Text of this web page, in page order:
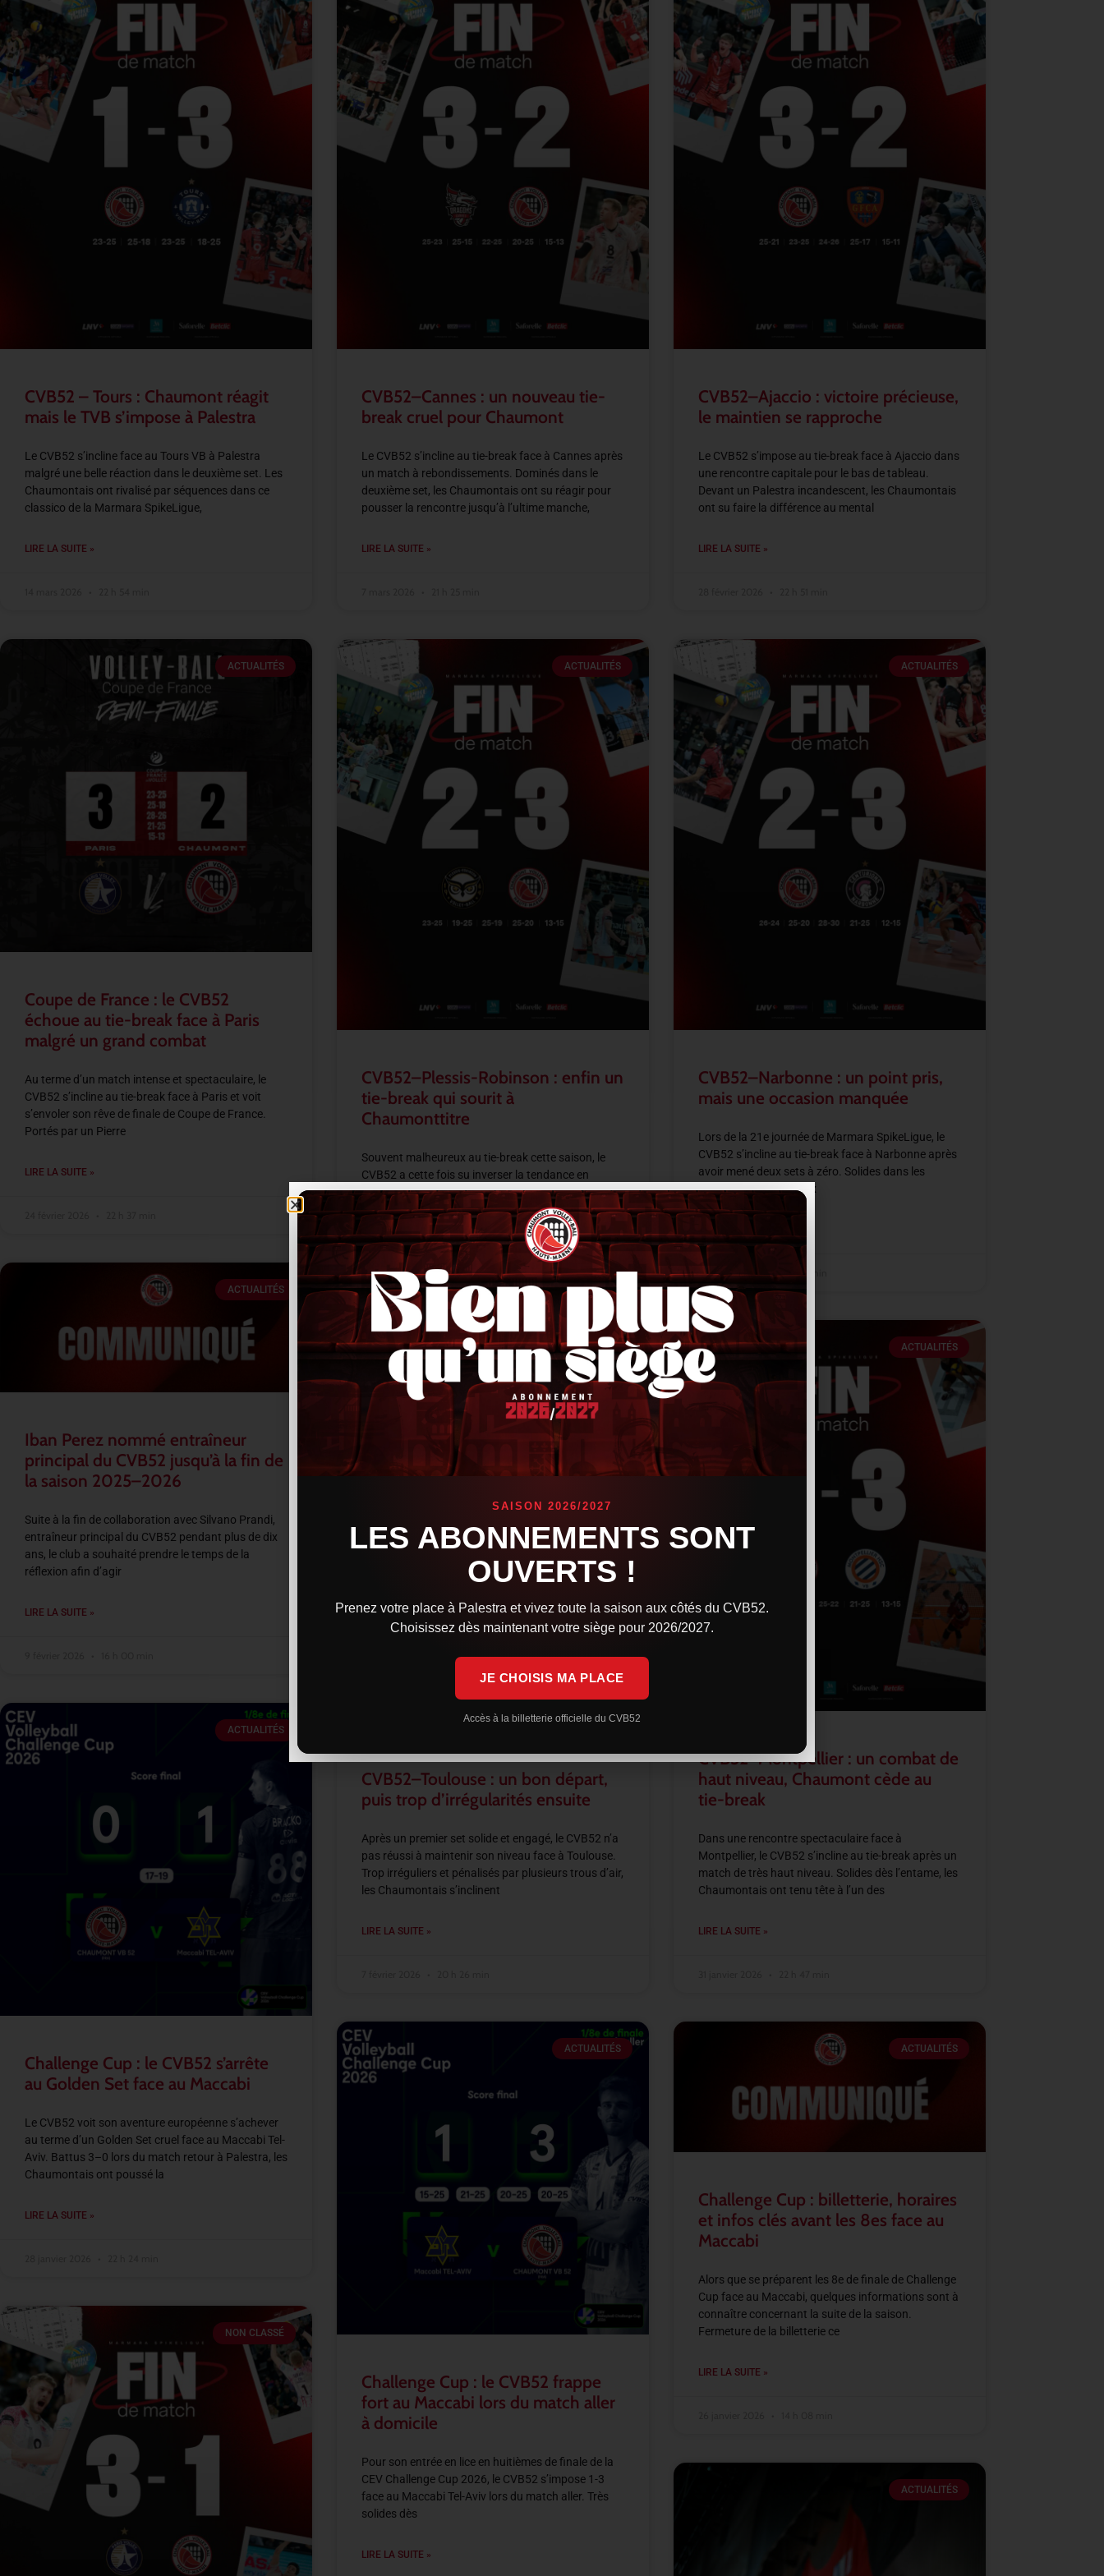
CVB52 – Tours : Chaumont réagit
mais le TVB s’impose à Palestra
Le CVB52 s’incline face au Tours VB à Palestra
malgré une belle réaction dans le deuxième set. Les
Chaumontais ont rivalisé par séquences dans ce
classico de la Marmara SpikeLigue,
LIRE LA SUITE »
CVB52–Cannes : un nouveau tie-
break cruel pour Chaumont
Le CVB52 s’incline au tie-break face à Cannes après
un match à rebondissements. Dominés dans le
deuxième set, les Chaumontais ont su réagir pour
pousser la rencontre jusqu’à l’ultime manche,
LIRE LA SUITE »
CVB52–Ajaccio : victoire précieuse,
le maintien se rapproche
Le CVB52 s’impose au tie-break face à Ajaccio dans
une rencontre capitale pour le bas de tableau.
Devant un Palestra incandescent, les Chaumontais
ont su faire la différence au mental
LIRE LA SUITE »
ACTUALITÉS
Coupe de France : le CVB52
échoue au tie-break face à Paris
malgré un grand combat
Au terme d’un match intense et spectaculaire, le
CVB52 s’incline au tie-break face à Paris et voit
s’envoler son rêve de finale de Coupe de France.
Portés par un Pierre
LIRE LA SUITE »
ACTUALITÉS
CVB52–Plessis-Robinson : enfin un
tie-break qui sourit à
Chaumonttitre
Souvent malheureux au tie-break cette saison, le
CVB52 a cette fois su inverser la tendance en
s’imposant 2-3 sur le terrain du Plessis-Robinson.
Après deux sets maîtrisés puis deux trous
LIRE LA SUITE »
21 février 2026 21 h 33 min
ACTUALITÉS
CVB52–Narbonne : un point pris,
mais une occasion manquée
Lors de la 21e journée de Marmara SpikeLigue, le
CVB52 s’incline au tie-break face à Narbonne après
avoir mené deux sets à zéro. Solides dans les
moments clés des deux
LIRE LA SUITE »
14 février 2026 21 h 36 min
ACTUALITÉS
Iban Perez nommé entraîneur
principal du CVB52 jusqu’à la fin de
la saison 2025–2026
Suite à la fin de collaboration avec Silvano Prandi,
entraîneur principal du CVB52 pendant plus de dix
ans, le club a souhaité prendre le temps de la
réflexion afin d’agir
LIRE LA SUITE »
ACTUALITÉS
CVB52–Toulouse : un bon départ,
puis trop d’irrégularités ensuite
Après un premier set solide et engagé, le CVB52 n’a
pas réussi à maintenir son niveau face à Toulouse.
Trop irréguliers et pénalisés par plusieurs trous d’air,
les Chaumontais s’inclinent
LIRE LA SUITE »
ACTUALITÉS
CVB52–Montpellier : un combat de
haut niveau, Chaumont cède au
tie-break
Dans une rencontre spectaculaire face à
Montpellier, le CVB52 s’incline au tie-break après un
match de très haut niveau. Solides dès l’entame, les
Chaumontais ont tenu tête à l’un des
LIRE LA SUITE »
ACTUALITÉS
Challenge Cup : le CVB52 s’arrête
au Golden Set face au Maccabi
Le CVB52 voit son aventure européenne s’achever
au terme d’un Golden Set cruel face au Maccabi Tel-
Aviv. Battus 3–0 lors du match retour à Palestra, les
Chaumontais ont poussé la
LIRE LA SUITE »
ACTUALITÉS
Challenge Cup : le CVB52 frappe
fort au Maccabi lors du match aller
à domicile
Pour son entrée en lice en huitièmes de finale de la
CEV Challenge Cup 2026, le CVB52 s’impose 1-3
face au Maccabi Tel-Aviv lors du match aller. Très
solides dès
LIRE LA SUITE »
ACTUALITÉS
Challenge Cup : billetterie, horaires
et infos clés avant les 8es face au
Maccabi
Alors que se préparent les 8e de finale de Challenge
Cup face au Maccabi, quelques informations sont à
connaître concernant la suite de la saison.
Fermeture de la billetterie ce
LIRE LA SUITE »
NON CLASSÉ
ACTUALITÉS
SAISON 2026/2027
LES ABONNEMENTS SONT
OUVERTS !
Prenez votre place à Palestra et vivez toute la saison aux côtés du CVB52.
Choisissez dès maintenant votre siège pour 2026/2027.
JE CHOISIS MA PLACE
Accès à la billetterie officielle du CVB52